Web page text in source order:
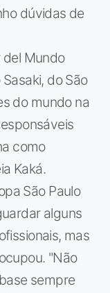
dúvidas de
del Mundo
do São
do mundo na
como
Kaká.
São Paulo
alguns
mas
"Não
sempre